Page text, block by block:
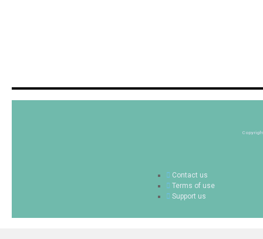
Contact us
Terms of use
Support us